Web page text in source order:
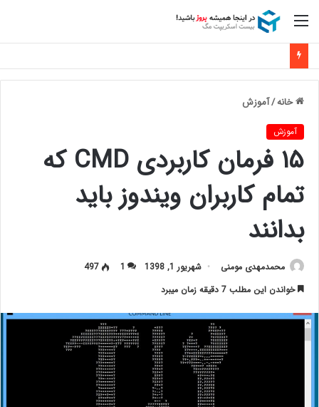
منو
خانه/آموزش
آموزش
۱۵ فرمان کاربردی CMD که
تمام کاربران ویندوز باید
بدانند
محمدمهدی مومنی شهریور 1, 1398 1
497
خواندن این مطلب 7 دقیقه زمان میبرد